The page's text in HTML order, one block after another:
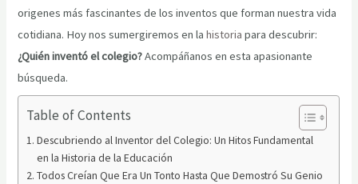
origenes más fascinantes de los inventos que forman nuestra vida
cotidiana. Hoy nos sumergiremos en lahistoria para descubrir:
¿Quién inventó el colegio?Acompáñanos en esta apasionante
búsqueda.
Table of Contents
Descubriendo al Inventor del Colegio: Un Hitos Fundamental
en la Historia de la Educación
Todos Creían Que Era Un Tonto Hasta Que Demostró Su Genio